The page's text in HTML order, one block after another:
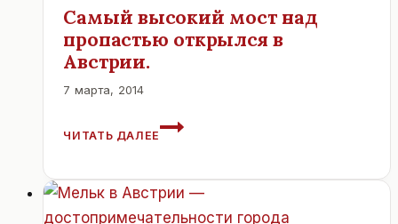
Самый высокий мост над
пропастью открылся в
Австрии.
7 марта, 2014
ЧИТАТЬ ДАЛЕЕ
САМЫЙ
НАД
ПРОПАСТЬЮ
ОТКРЫЛСЯ